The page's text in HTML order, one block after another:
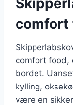
comfort
comfort food,
bordet.
kylling,
være en